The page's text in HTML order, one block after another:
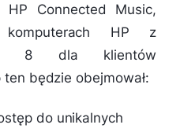
Connected Music,
komputerach HP z
8 dla klientów
będzie obejmował:
do unikalnych